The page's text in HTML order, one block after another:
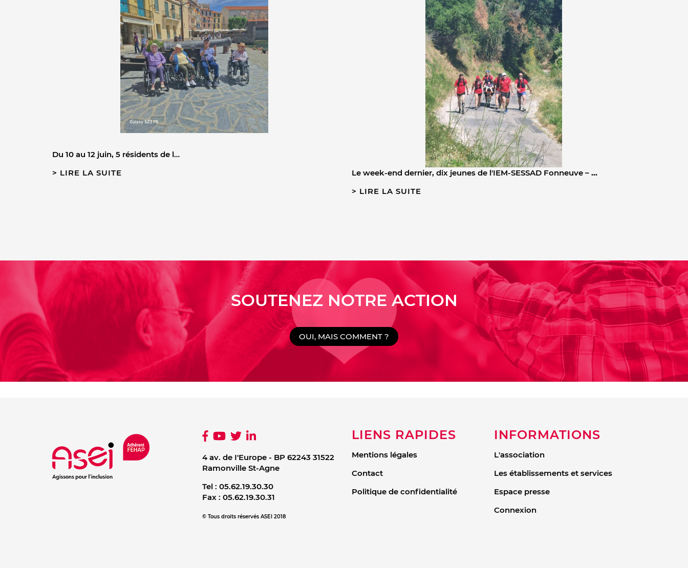
Du 10 au 12 juin, 5 résidents de l…
LIRE LA SUITE
Le week-end dernier, dix jeunes de l'IEM-SESSAD Fonneuve – …
LIRE LA SUITE
SOUTENEZ NOTRE ACTION
OUI, MAIS COMMENT ?
4 av. de I'Europe - BP 62243 31522
Ramonville St-Agne
Tel : 05.62.19.30.30
Fax : 05.62.19.30.31
© Tous droits réservés ASEI 2018
LIENS RAPIDES
Mentions légales
Contact
Politique de confidentialité
INFORMATIONS
L'association
Les établissements et services
Espace presse
Connexion